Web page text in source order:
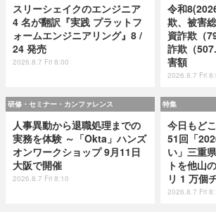
スリーシェイクのエンジニア
4 名が翻訳『実践 プラットフ
ォームエンジニアリング』8 /
24 発売
2026.8.7 Fri 8:00
令和
欺、被害
資詐欺（
詐欺（
害額
2026.8.7 Fri
研修・セミナー・カンファレンス
人事異動から退職処理までの
実務を体験 ～「Okta」ハンズ
オンワークショップ 9月11日
大阪で開催
2026.8.7 Fri 8:10
特集
今日もど
51回「
い」三重
トを他山
リ 1 万個
2026.8.7 Fri